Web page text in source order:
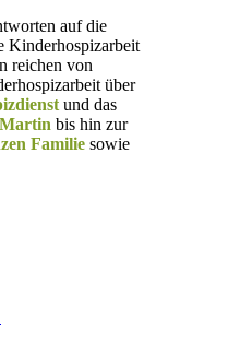
auf die
Kinderhospizarbeit
reichen von
über
und das
bis hin zur
Familie sowie